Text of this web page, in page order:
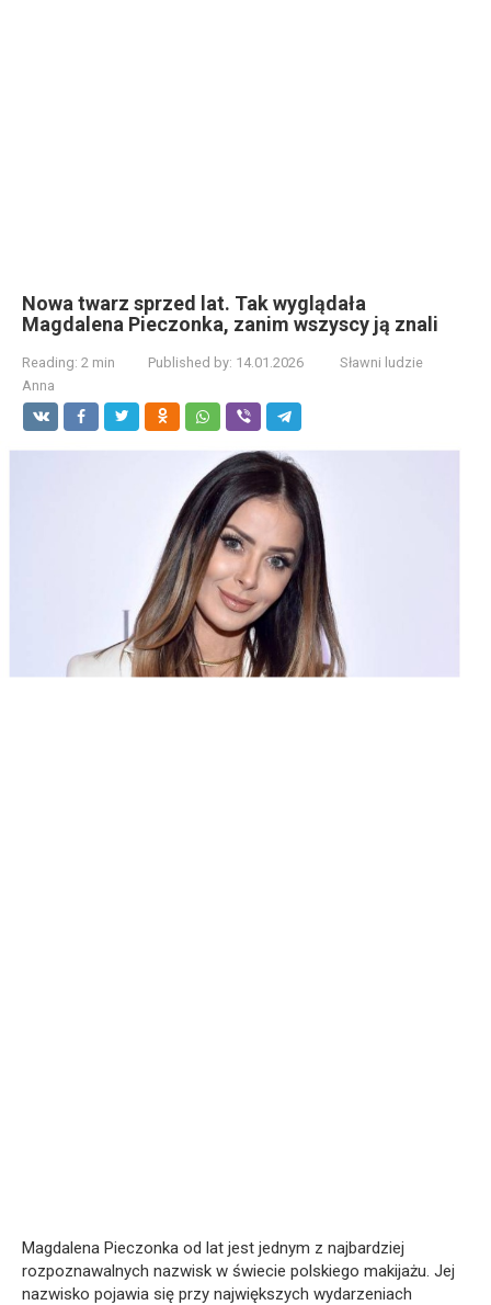
Nowa twarz sprzed lat. Tak wyglądała
Magdalena Pieczonka, zanim wszyscy ją znali
Reading: 2 min Published by: 14.01.2026
Sławni ludzie
Anna
Magdalena Pieczonka od lat jest jednym z najbardziej
rozpoznawalnych nazwisk w świecie polskiego makijażu. Jej
nazwisko pojawia się przy największych wydarzeniach